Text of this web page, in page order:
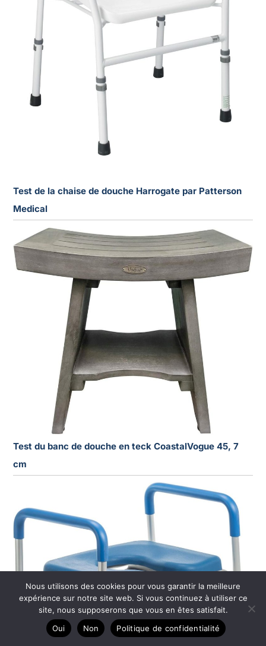
Test de la chaise de douche Harrogate par Patterson
Medical
Test du banc de douche en teck CoastalVogue 45, 7
cm
Nous utilisons des cookies pour vous garantir la meilleure
expérience sur notre site web. Si vous continuez à utiliser ce
site, nous supposerons que vous en êtes satisfait.
Oui
Non Politique de confidentialité